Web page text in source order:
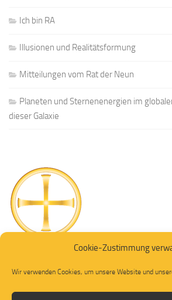
Cookie-Zustimmung
Wir verwenden Cookies, um unsere Website und
Ich bin RA
Illusionen und Realitätsformung
Mitteilungen vom Rat der Neun
Planeten und Sternenenergien im
dieser Galaxie